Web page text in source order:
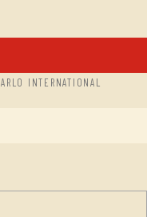
INTERNATIONAL